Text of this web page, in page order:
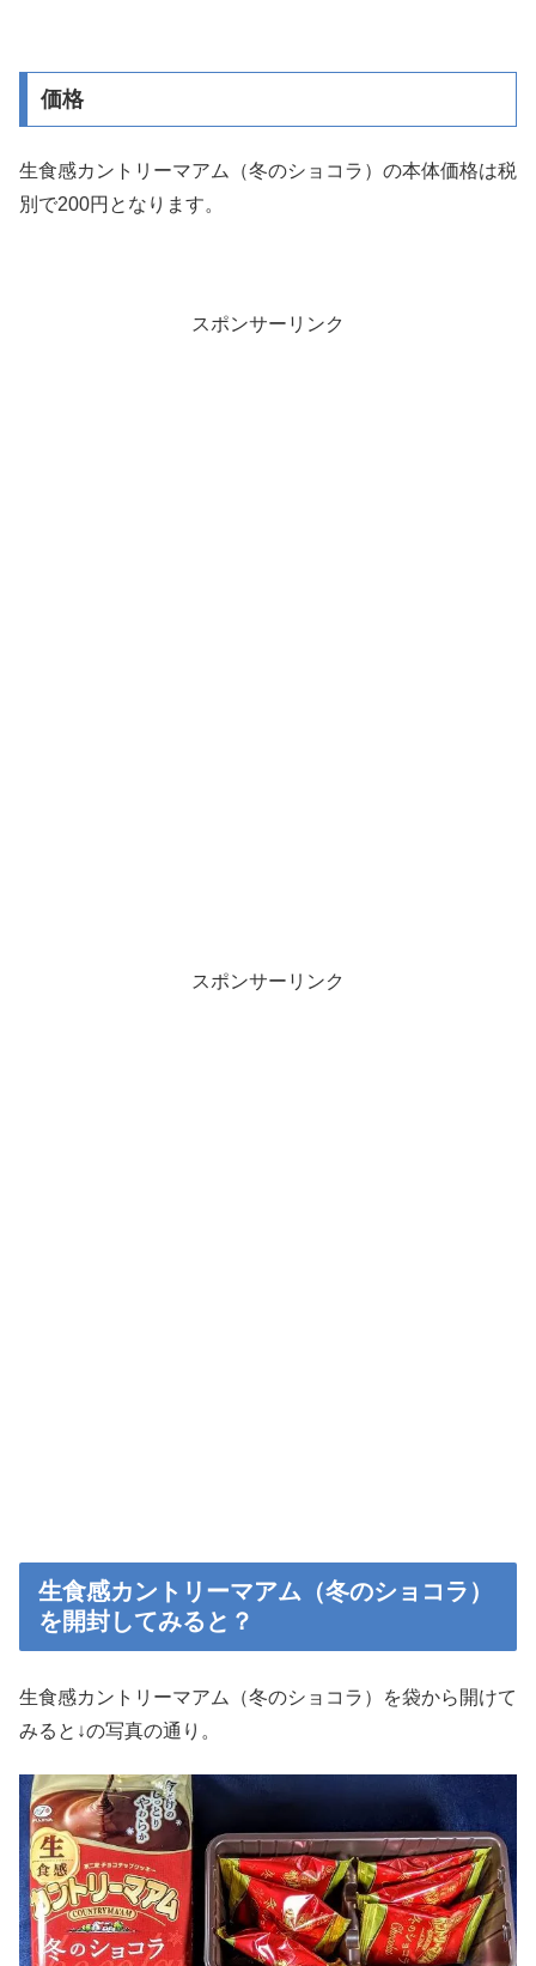
価格
生食感カントリーマアム（冬のショコラ）の本体価格は税
別で200円となります。
スポンサーリンク
スポンサーリンク
生食感カントリーマアム（冬のショコラ）
を開封してみると？
生食感カントリーマアム（冬のショコラ）を袋から開けて
みると↓の写真の通り。